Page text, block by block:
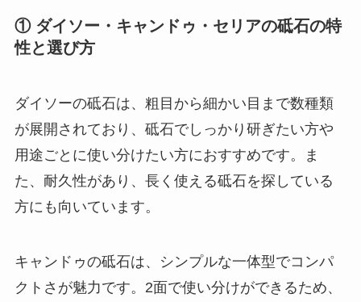
① ダイソー・キャンドゥ・セリアの砥石の特
性と選び方
ダイソーの砥石は、粗目から細かい目まで数種類
が展開されており、砥石でしっかり研ぎたい方や
用途ごとに使い分けたい方におすすめです。ま
た、耐久性があり、長く使える砥石を探している
方にも向いています。
キャンドゥの砥石は、シンプルな一体型でコンパ
クトさが魅力です。2面で使い分けができるため、